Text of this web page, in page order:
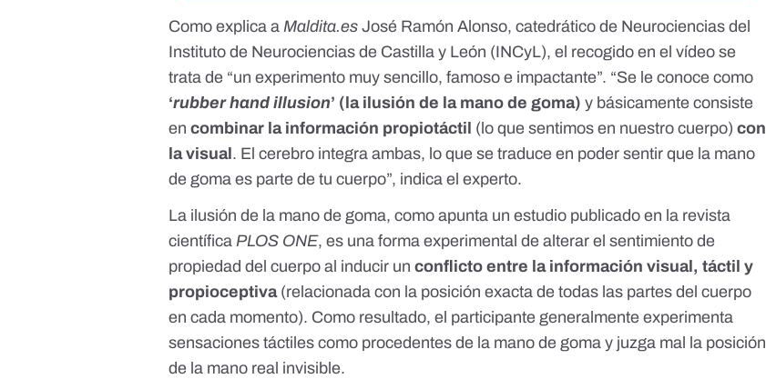
Como explica aMaldita.es José Ramón Alonso, catedrático de Neurociencias del
Instituto de Neurociencias de Castilla y León (INCyL), el recogido en el vídeo se
trata de “un experimento muy sencillo, famoso e impactante”. “Se le conoce como
‘rubber hand illusion’ (la ilusión de la mano de goma) y básicamente consiste
encombinar la información propiotáctil (lo que sentimos en nuestro cuerpo) con
la visual . El cerebro integra ambas, lo que se traduce en poder sentir que la mano
de goma es parte de tu cuerpo”, indica el experto.
La ilusión de la mano de goma, como apunta un estudio publicado en la revista
científicaPLOS ONE, es una forma experimental de alterar el sentimiento de
propiedad del cuerpo al inducir unconflicto entre la información visual, táctil y
propioceptiva(relacionada con la posición exacta de todas las partes del cuerpo
en cada momento). Como resultado, el participante generalmente experimenta
sensaciones táctiles como procedentes de la mano de goma y juzga mal la posición
de la mano real invisible.